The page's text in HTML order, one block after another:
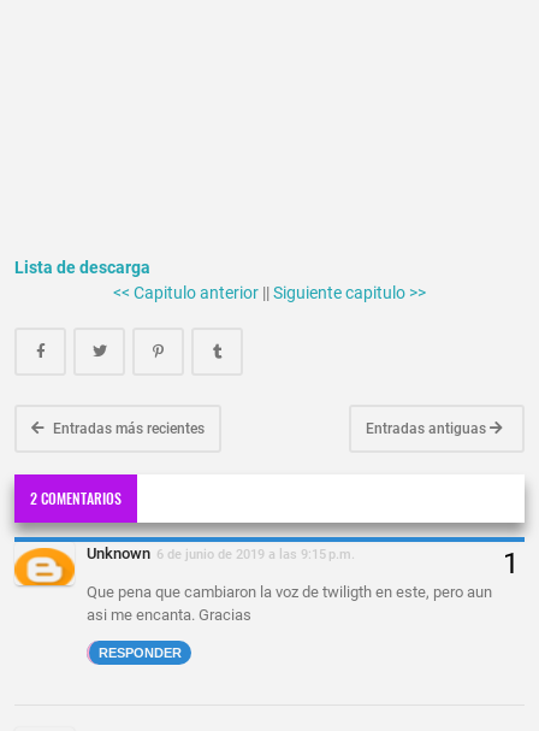
Lista de descarga
<< Capitulo anterior ||Siguiente capitulo >>
Entradas más recientes Entradas antiguas
2 COMENTARIOS
Unknown 6 de junio de 2019 a las 9:15 p.m.
Que pena que cambiaron la voz de twiligth en este, pero aun
asi me encanta. Gracias
RESPONDER